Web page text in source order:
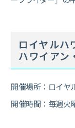
ロイヤルハ
ハワイアン
開催場所：ロイヤ
開催時間：毎週火